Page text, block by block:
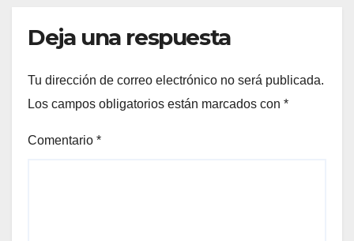
Deja una respuesta
Tu dirección de correo electrónico no será publicada.
Los campos obligatorios están marcados con *
Comentario *